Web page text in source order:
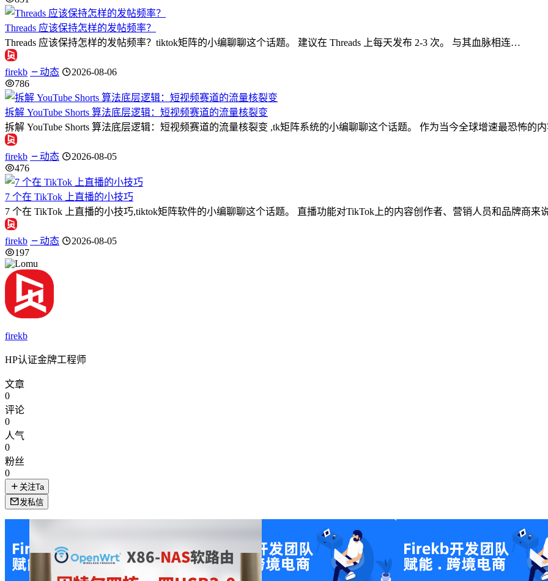
Threads 应该保持怎样的发帖频率？
Threads 应该保持怎样的发帖频率？tiktok矩阵的小编聊聊这个话题。 建议在 Threads 上每天发布 2-3 次。 与其血脉相连…
firekb 动态
2026-08-06
786
拆解 YouTube Shorts 算法底层逻辑：短视频赛道的流量核裂变
拆解 YouTube Shorts 算法底层逻辑：短视频赛道的流量核裂变 ,tk矩阵系统的小编聊聊这个话题。 作为当今全球增速最恐怖的
firekb 动态
2026-08-05
476
7 个在 TikTok 上直播的小技巧
7 个在 TikTok 上直播的小技巧,tiktok矩阵软件的小编聊聊这个话题。 直播功能对TikTok上的内容创作者、营销人员和品牌商来
firekb 动态
2026-08-05
197
firekb
HP认证金牌工程师
文章
0
评论
0
人气
0
粉丝
0
关注Ta
发私信